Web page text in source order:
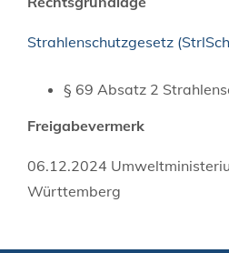
Strahlenschutzgesetz
§ 69 Absatz 2
Freigabevermerk
06.12.2024
Württemberg